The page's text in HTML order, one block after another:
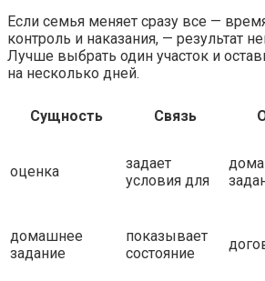
Если семья меняет сразу все —
контроль и наказания, — результат
Лучше выбрать один участок и
на несколько дней.
Сущность Связь
оценка
задает
условия для
домашнее
задание
показывает
состояние